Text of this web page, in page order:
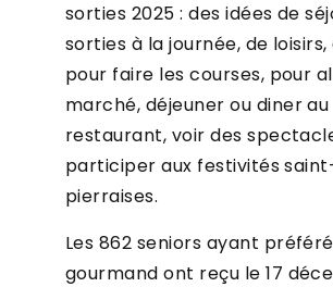
sorties 2025 : des idées de
sorties à la journée, de loisirs,
pour faire les courses, pour
marché, déjeuner ou diner au
restaurant, voir des
participer aux festivités
pierraises.
Les 862 seniors ayant
gourmand ont reçu le 17